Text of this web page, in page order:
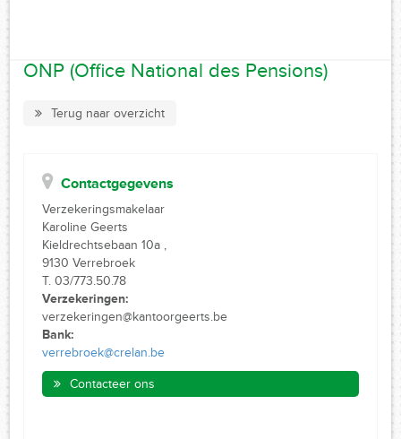
ONP (Office National des Pensions)
Terug naar overzicht
Contactgegevens
Verzekeringsmakelaar
Karoline Geerts
Kieldrechtsebaan 10a ,
9130 Verrebroek
T. 03/773.50.78
Verzekeringen:
verzekeringen@kantoorgeerts.be
Bank:
verrebroek@crelan.be
Contacteer ons